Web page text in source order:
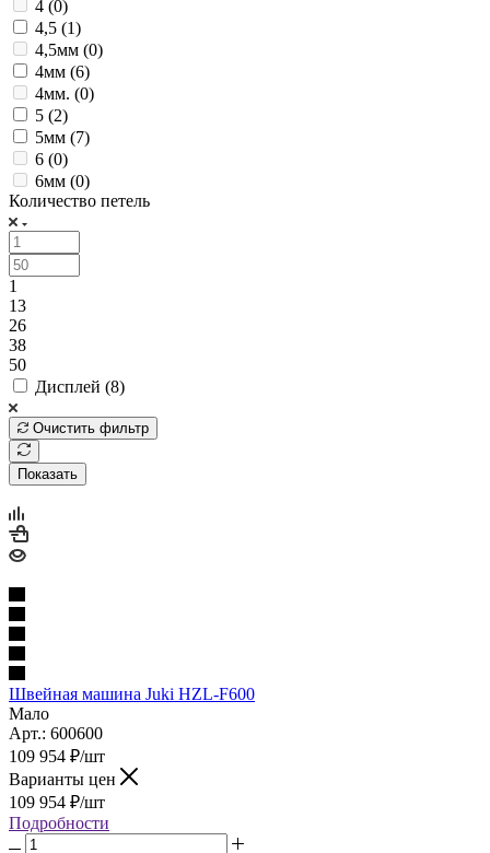
4 (0)
4,5 (1)
4,5мм (0)
4мм (6)
4мм. (0)
5 (2)
5мм (7)
6 (0)
6мм (0)
Количество петель
1
13
26
38
50
Дисплей (8)
Очистить фильтр
Показать
Швейная машина Juki HZL-F600
Мало
Арт.: 600600
109 954 ₽/шт
Варианты цен
109 954 ₽/шт
Подробности